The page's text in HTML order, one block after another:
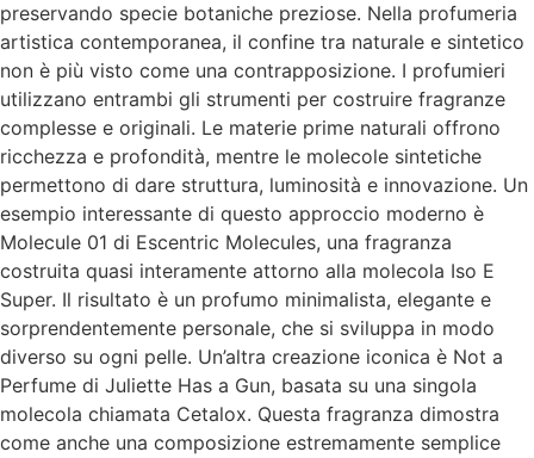
preservando specie botaniche preziose. Nella profumeria
artistica contemporanea, il confine tra naturale e sintetico
non è più visto come una contrapposizione. I profumieri
utilizzano entrambi gli strumenti per costruire fragranze
complesse e originali. Le materie prime naturali offrono
ricchezza e profondità, mentre le molecole sintetiche
permettono di dare struttura, luminosità e innovazione. Un
esempio interessante di questo approccio moderno è
Molecule 01 di Escentric Molecules, una fragranza
costruita quasi interamente attorno alla molecola Iso E
Super. Il risultato è un profumo minimalista, elegante e
sorprendentemente personale, che si sviluppa in modo
diverso su ogni pelle. Un’altra creazione iconica è Not a
Perfume di Juliette Has a Gun, basata su una singola
molecola chiamata Cetalox. Questa fragranza dimostra
come anche una composizione estremamente semplice